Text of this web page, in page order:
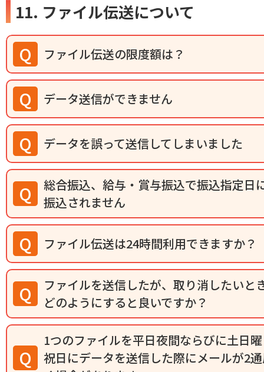
11. ファイル伝送について
ファイル伝送の限度額は？
データ送信ができません
データを誤って送信してしまいました
総合振込、給与・賞与振込で振込指定日
振込されません
ファイル伝送は24時間利用できますか？
ファイルを送信したが、取り消したいと
どのようにすると良いですか？
1つのファイルを平日夜間ならびに土日
祝日にデータを送信した際にメールが2